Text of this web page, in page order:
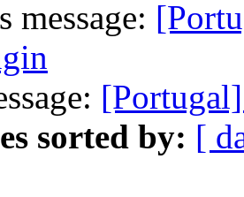
message:
sorted by: [